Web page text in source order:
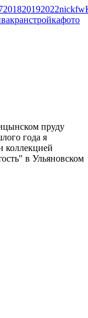
201820192022nickfw
кранстройкафото
пруду
года я
коллекцией
в Ульяновском